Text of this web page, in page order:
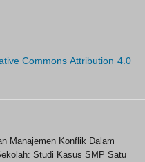
Commons Attribution 4.0
Manajemen Konflik Dalam
Studi Kasus SMP Satu